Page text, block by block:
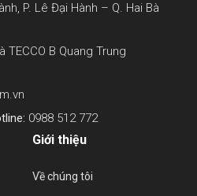
P. Lê Đại Hành – Q. Hai Bà
TECCO B Quang Trung
0988 512 772
Giới thiệu
Về chúng tôi